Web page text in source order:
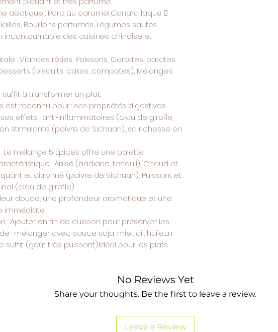
asiatique : Porc au caramel,Canard laqué 
Bouillons parfumés, Légumes sautés
incontournable des cuisines chinoise et
: Viandes rôties, Poissons, Carottes, patates
(biscuits, cakes, compotes), Mélanges
à transformer un plat.
est reconnu pour : ses propriétés digestives
effets , anti‑inflammatoires (clou de girofle,
stimulante (poivre de Sichuan), sa richesse en
Le mélange 5 Épices offre une palette
: Anisé (badiane, fenouil), Chaud et
et citronné (poivre de Sichuan), Puissant et
(clou de girofle)
douce, une profondeur aromatique et une
immédiate.
: Ajouter en fin de cuisson pour préserver les
: mélanger avec sauce soja, miel, ail, huile.En
suffit (goût très puissant).Idéal pour les plats
No Reviews Yet
Share your thoughts. Be the first to leave a review.
Leave a Review